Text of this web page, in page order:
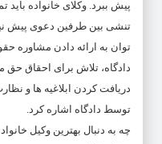
پیش ببرد. وکلای خانواده باید
تنشی بین طرفین دعوی پیش
توان به ارائه دادن مشاوره
دادگاه، تلاش برای احقاق
دریافت کردن ابلاغیه ها و
توسط دادگاه اشاره کرد.
چه به دنبال بهترین وکیل